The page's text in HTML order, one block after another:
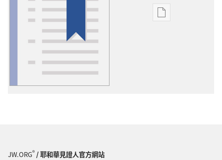
出
JW.ORG®/ 耶和華見證人官方網站